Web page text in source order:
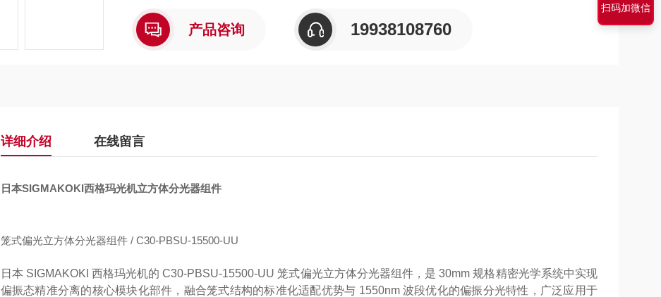
产品咨询 19938108760
详细介绍 在线留言
日本SIGMAKOKI西格玛光机立方体分光器组件
笼式偏光立方体分光器组件 / C30-PBSU-15500-UU
日本 SIGMAKOKI 西格玛光机的 C30-PBSU-15500-UU 笼式偏光立方体分光器组件，是 30mm 规格精密光学系统中实现
偏振态精准分离的核心模块化部件，融合笼式结构的标准化适配优势与 1550nm 波段优化的偏振分光特性，广泛应用于
扫码加微信